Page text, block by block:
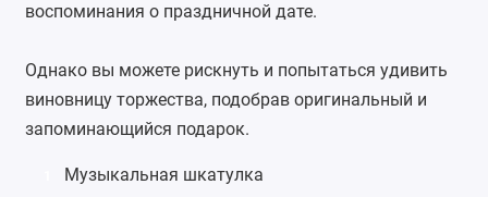
воспоминания о праздничной дате.
Однако вы можете рискнуть и попытаться удивить
виновницу торжества, подобрав оригинальный и
запоминающийся подарок.
Музыкальная шкатулка